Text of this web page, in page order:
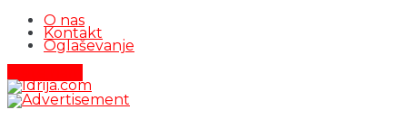
O nas
Kontakt
Oglaševanje